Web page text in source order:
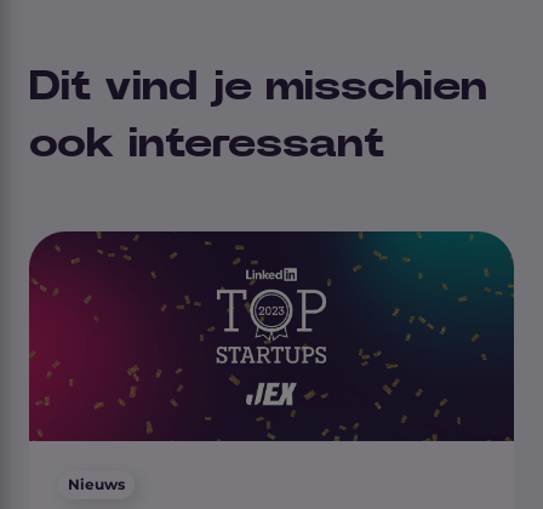
Dit vind je misschien
ook interessant
Nieuws